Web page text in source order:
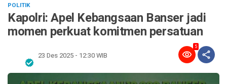
POLITIK
Kapolri: Apel Kebangsaan Banser jadi
momen perkuat komitmen persatuan
23 Des 2025 - 12:30 WIB
5